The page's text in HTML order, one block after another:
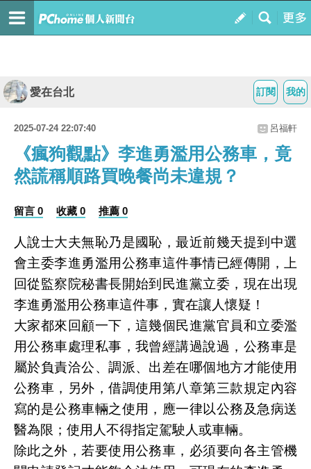
我的
訂閱
愛在台北
2025-07-24 22:07:40 呂福軒
《瘋狗觀點》李進勇濫用公務車，竟
然謊稱順路買晚餐尚未違規？
留言 0 收藏 0 推薦 0
人說士大夫無恥乃是國恥，最近前幾天提到中選
會主委李進勇濫用公務車這件事情已經傳開，上
回從監察院秘書長開始到民進黨立委，現在出現
李進勇濫用公務車這件事，實在讓人懷疑！
大家都來回顧一下，這幾個民進黨官員和立委濫
用公務車處理私事，我曾經講過說過，公務車是
屬於負責洽公、調派、出差在哪個地方才能使用
公務車，另外，借調使用第八章第三款規定內容
寫的是公務車輛之使用，應一律以公務及急病送
醫為限；使用人不得指定駕駛人或車輛。
除此之外，若要使用公務車，必須要向各主管機